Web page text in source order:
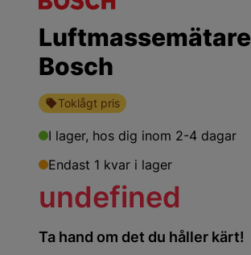
Luftmassemätare
Bosch
Toklågt pris
I lager, hos dig inom 2-4 dagar
Endast 1 kvar i lager
undefined
Ta hand om det du håller kärt!